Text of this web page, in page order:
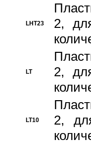
LHT23
2,
LT
2,
LT10
2,